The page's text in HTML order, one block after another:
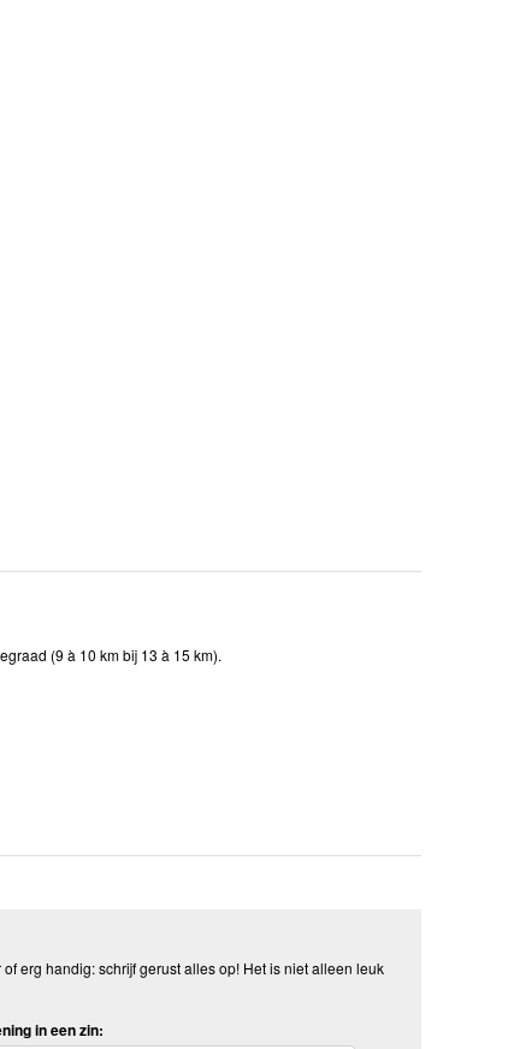
(9 à 10 km bij 13 à 15 km).
erg handig: schrijf gerust alles op! Het is niet alleen leuk
in een zin: